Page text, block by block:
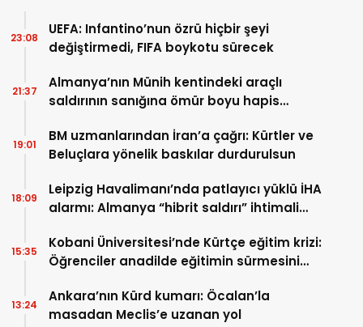
UEFA: Infantino’nun özrü hiçbir şeyi
değiştirmedi, FIFA boykotu sürecek
23:08
Almanya’nın Münih kentindeki araçlı
saldırının sanığına ömür boyu hapis
21:37
BM uzmanlarından İran’a çağrı: Kürtler ve
Beluçlara yönelik baskılar durdurulsun
19:01
Leipzig Havalimanı’nda patlayıcı yüklü İHA
alarmı: Almanya “hibrit saldırı” ihtimali
18:09
Kobani Üniversitesi’nde Kürtçe eğitim krizi:
Öğrenciler anadilde eğitimin sürmesini
15:35
Ankara’nın Kürd kumarı: Öcalan’la
masadan Meclis’e uzanan yol
13:24